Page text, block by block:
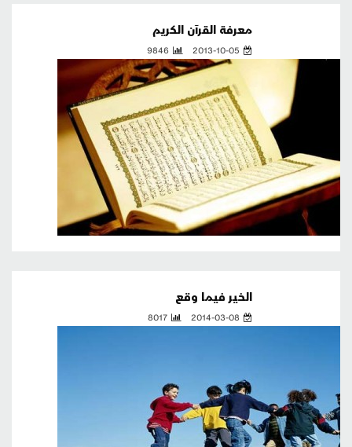
معرفة القرآن الكريم
2013-10-05
9846
الخير فيما وقع
2014-03-08
8017